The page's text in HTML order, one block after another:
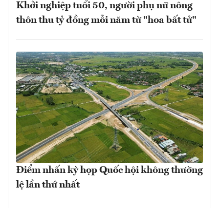
Khởi nghiệp tuổi 50, người phụ nữ nông
thôn thu tỷ đồng mỗi năm từ "hoa bất tử"
Điểm nhấn kỳ họp Quốc hội không thường
lệ lần thứ nhất